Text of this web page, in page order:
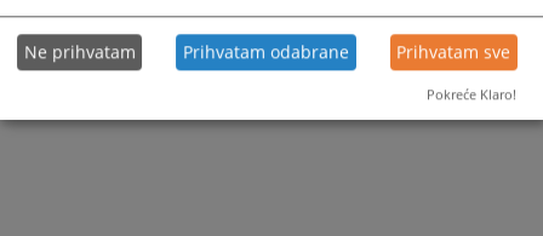
shortcuts
for
shortcuts
for
Ne prihvatam Prihvatam odabrane Prihvatam sve
Pokreće Klaro!